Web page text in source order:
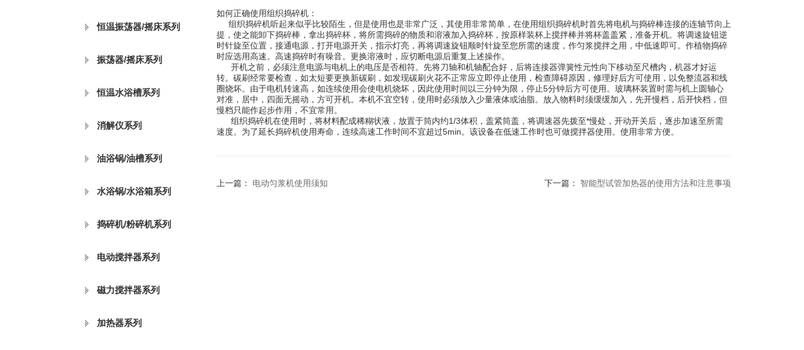
恒温振荡器/摇床系列
振荡器/摇床系列
恒温水浴槽系列
消解仪系列
油浴锅/油槽系列
水浴锅/水浴箱系列
捣碎机/粉碎机系列
电动搅拌器系列
磁力搅拌器系列
加热器系列
如何正确使用组织捣碎机：
组织捣碎机听起来似乎比较陌生，但是使用也是非常广泛，其使用非常简单，在使用组织捣碎机时首先将电机与捣碎棒连接的连轴节向上
提，使之能卸下捣碎棒，拿出捣碎杯，将所需捣碎的物质和溶液加入捣碎杯，按原样装杯上搅拌棒并将杯盖盖紧，准备开机。将调速旋钮逆
时针旋至位置，接通电源，打开电源开关，指示灯亮，再将调速旋钮顺时针旋至您所需的速度，作匀浆搅拌之用，中低速即可。作植物捣碎
时应选用高速。高速捣碎时有噪音。更换溶液时，应切断电源后重复上述操作。
开机之前，必须注意电源与电机上的电压是否相符。先将刀轴和机轴配合好，后将连接器弹簧性元性向下移动至尺槽内，机器才好运
转。碳刷经常要检查，如太短要更换新碳刷，如发现碳刷火花不正常应立即停止使用，检查障碍原因，修理好后方可使用，以免整流器和线
圈烧坏。由于电机转速高，如连续使用会使电机烧坏，因此使用时间以三分钟为限，停止5分钟后方可使用。玻璃杯装置时需与机上圆轴心
对准，居中，四面无摇动，方可开机。本机不宜空转，使用时必须放入少量液体或油脂。放入物料时须缓缓加入，先开慢档，后开快档，但
慢档只能作起步作用，不宜常用。
组织捣碎机在使用时，将材料配成稀糊状液，放置于筒内约1/3体积，盖紧筒盖，将调速器先拨至*慢处，开动开关后，逐步加速至所需
速度。为了延长捣碎机使用寿命，连续高速工作时间不宜超过5min。该设备在低速工作时也可做搅拌器使用。使用非常方便。
上一篇： 电动匀浆机使用须知 下一篇： 智能型试管加热器的使用方法和注意事项